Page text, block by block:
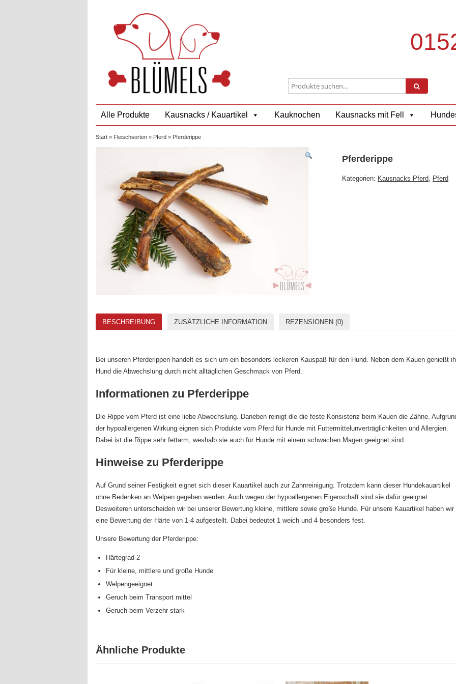
Alle Produkte Kausnacks / Kauartikel Kauknochen Kausnacks mit Fell
Start » Fleischsorten » Pferd » Pferderippe
Pferderippe
Kategorien: Kausnacks Pferd, Pferd
BESCHREIBUNG ZUSÄTZLICHE INFORMATION REZENSIONEN (0)
Bei unseren Pferderippen handelt es sich um ein besonders leckeren Kauspaß für den Hund. Neben dem Kauen genießt
Hund die Abwechslung durch nicht alltäglichen Geschmack von Pferd.
Informationen zu Pferderippe
Die Rippe vom Pferd ist eine liebe Abwechslung. Daneben reinigt die die feste Konsistenz beim Kauen die Zähne.
der hypoallergenen Wirkung eignen sich Produkte vom Pferd für Hunde mit Futtermittelunverträglichkeiten und Allergien.
Dabei ist die Rippe sehr fettarm, weshalb sie auch für Hunde mit einem schwachen Magen geeignet sind.
Hinweise zu Pferderippe
Auf Grund seiner Festigkeit eignet sich dieser Kauartikel auch zur Zahnreinigung. Trotzdem kann dieser Hundekauartikel
ohne Bedenken an Welpen gegeben werden. Auch wegen der hypoallergenen Eigenschaft sind sie dafür geeignet
Desweiteren unterscheiden wir bei unserer Bewertung kleine, mittlere sowie große Hunde. Für unsere Kauartikel haben wir
eine Bewertung der Härte von 1-4 aufgestellt. Dabei bedeutet 1 weich und 4 besonders fest.
Unsere Bewertung der Pferderippe:
Härtegrad 2
Für kleine, mittlere und große Hunde
Welpengeeignet
Geruch beim Transport mittel
Geruch beim Verzehr stark
Ähnliche Produkte